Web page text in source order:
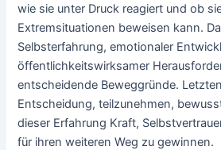
wie sie unter Druck reagiert und ob
Extremsituationen beweisen kann.
Selbsterfahrung, emotionaler
öffentlichkeitswirksamer
entscheidende Beweggründe.
Entscheidung, teilzunehmen,
dieser Erfahrung Kraft,
für ihren weiteren Weg zu gewinnen.